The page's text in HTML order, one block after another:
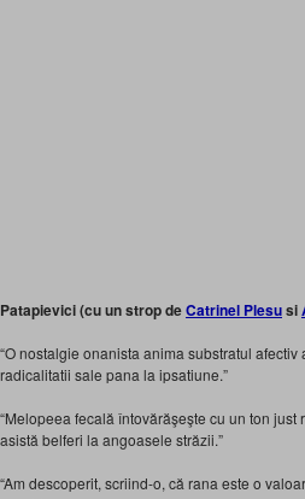
Patapievici (cu un strop deCatrinel Plesusi
“O nostalgie onanista anima substratul
radicalitatii sale pana la ipsatiune.”
“Melopeea fecală întovărăşeşte cu un ton
asistă belferi la angoasele străzii.”
“Am descoperit, scriind-o, că rana este o